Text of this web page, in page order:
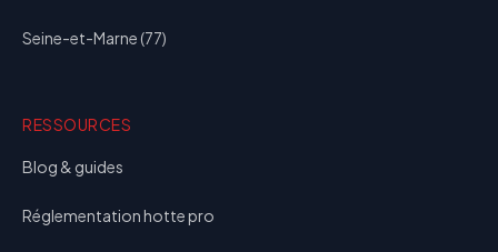
Seine-et-Marne (77)
RESSOURCES
Blog & guides
Réglementation hotte pro